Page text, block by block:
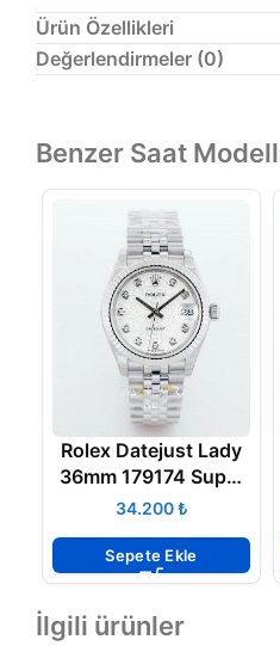
Ürün Özellikleri
Değerlendirmeler (0)
Benzer Saat
Rolex Datejust Lady
36mm 179174 Super
Clone Eta
₺
Sepete Ekle
İlgili ürünler